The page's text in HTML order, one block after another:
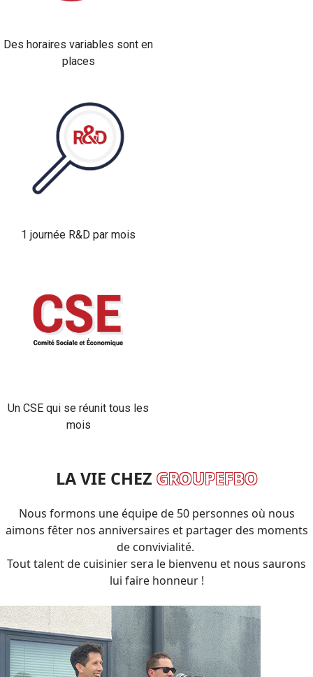
Des horaires variables sont en
places
1 journée R&D par mois
Un CSE qui se réunit tous les
mois
LA VIE CHEZ GROUPEFBO
Nous formons une équipe de 50 personnes où nous
aimons fêter nos anniversaires et partager des moments
de convivialité.
Tout talent de cuisinier sera le bienvenu et nous saurons
lui faire honneur !